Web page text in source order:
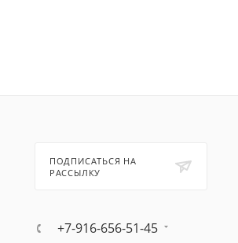
ПОДПИСАТЬСЯ НА
РАССЫЛКУ
+7-916-656-51-45